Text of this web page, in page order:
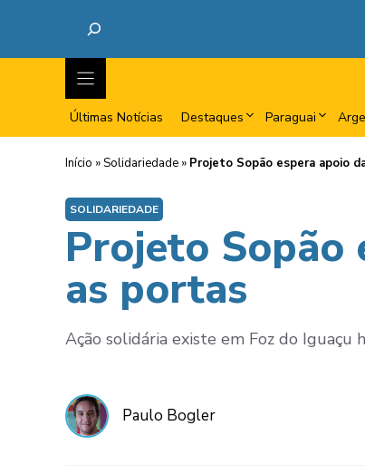
Últimas Notícias Destaques Paraguai
Início »Solidariedade » Projeto Sopão espera apoio
SOLIDARIEDADE
Projeto Sopão
as portas
Ação solidária existe em Foz do Iguaçu
Paulo Bogler